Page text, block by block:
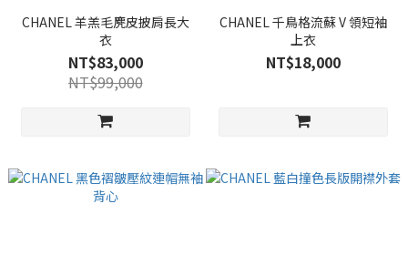
CHANEL 羊羔毛麂皮披肩長大
衣
NT$83,000
NT$99,000
CHANEL 千鳥格流蘇 V 領短袖
上衣
NT$18,000